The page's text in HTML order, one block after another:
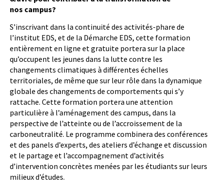
nos campus?
S’inscrivant dans la continuité des activités-phare de
l’institut EDS, et de la Démarche EDS, cette formation
entièrement en ligne et gratuite portera sur la place
qu’occupent les jeunes dans la lutte contre les
changements climatiques à différentes échelles
territoriales, de même que sur leur rôle dans la dynamique
globale des changements de comportements qui s’y
rattache. Cette formation portera une attention
particulière à l’aménagement des campus, dans la
perspective de l’atteinte ou de l’accroissement de la
carboneutralité. Le programme combinera des conférences
et des panels d’experts, des ateliers d’échange et discussion
et le partage et l’accompagnement d’activités
d’intervention concrètes menées par les étudiants sur leurs
milieux d’études.